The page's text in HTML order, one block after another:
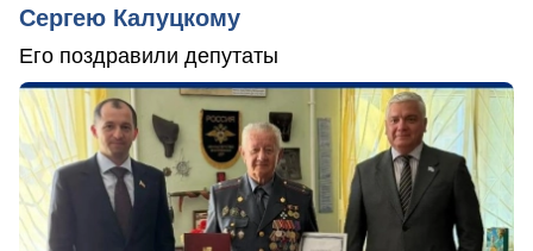
Сергею Калуцкому
Его поздравили депутаты